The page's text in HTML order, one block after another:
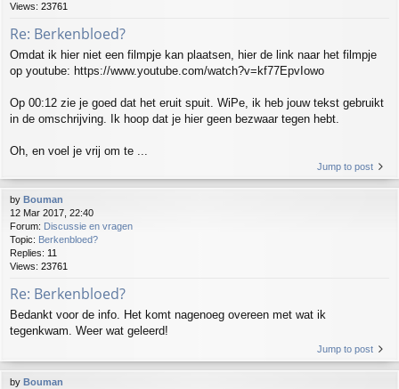
Views: 23761
Re: Berkenbloed?
Omdat ik hier niet een filmpje kan plaatsen, hier de link naar het filmpje
op youtube: https://www.youtube.com/watch?v=kf77EpvIowo
Op 00:12 zie je goed dat het eruit spuit. WiPe, ik heb jouw tekst gebruikt
in de omschrijving. Ik hoop dat je hier geen bezwaar tegen hebt.
Oh, en voel je vrij om te ...
Jump to post
by Bouman
12 Mar 2017, 22:40
Forum: Discussie en vragen
Topic: Berkenbloed?
Replies: 11
Views: 23761
Re: Berkenbloed?
Bedankt voor de info. Het komt nagenoeg overeen met wat ik
tegenkwam. Weer wat geleerd!
Jump to post
by Bouman